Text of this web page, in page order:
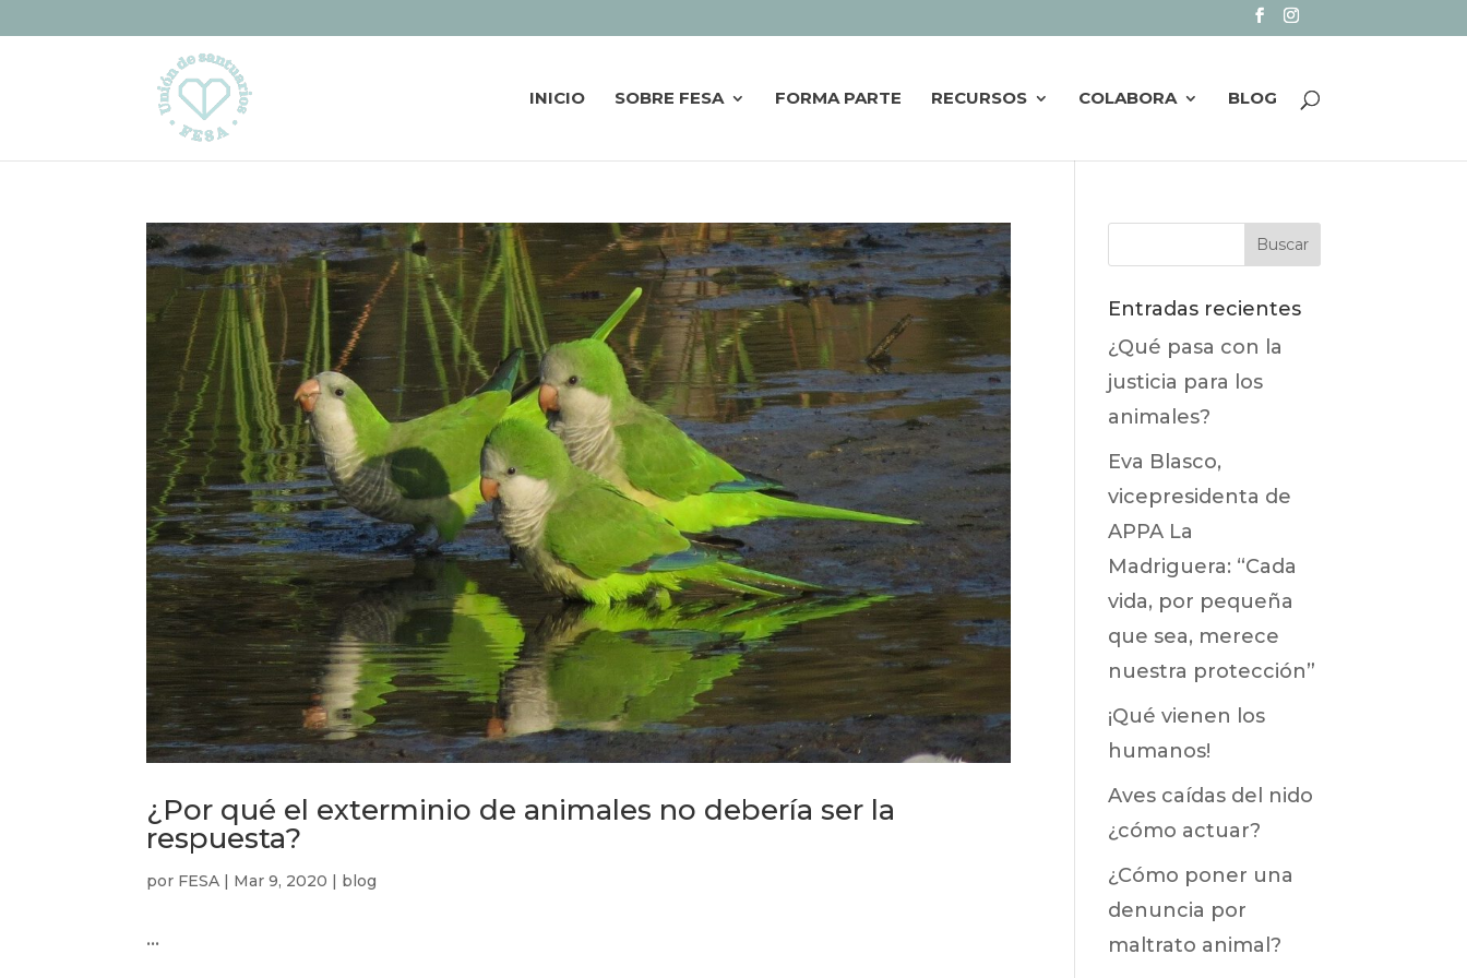
INICIO SOBRE FESA FORMA PARTE RECURSOS COLABORA BLOG
¿Por qué el exterminio de animales no debería ser la
respuesta?
por FESA | Mar 9, 2020 | blog
...
Entradas recientes
¿Qué pasa con la
justicia para los
animales?
Eva Blasco,
vicepresidenta de
APPA La
Madriguera: “Cada
vida, por pequeña
que sea, merece
nuestra protección”
¡Qué vienen los
humanos!
Aves caídas del nido
¿cómo actuar?
¿Cómo poner una
denuncia por
maltrato animal?